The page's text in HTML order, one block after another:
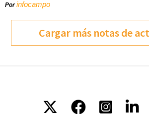
Porinfocampo
Cargar más notas de